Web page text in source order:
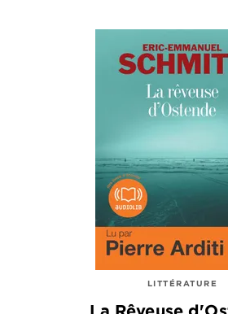
LITTÉRATURE